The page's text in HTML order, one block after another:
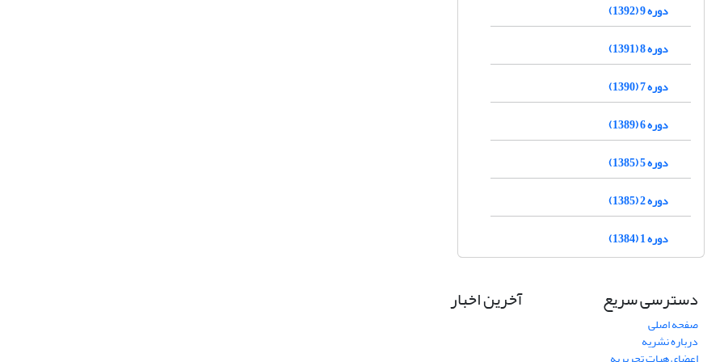
دوره 9 (1392)
دوره 8 (1391)
دوره 7 (1390)
دوره 6 (1389)
دوره 5 (1385)
دوره 2 (1385)
دوره 1 (1384)
دسترسی سریع
صفحه اصلی
درباره نشریه
آخرین اخبار